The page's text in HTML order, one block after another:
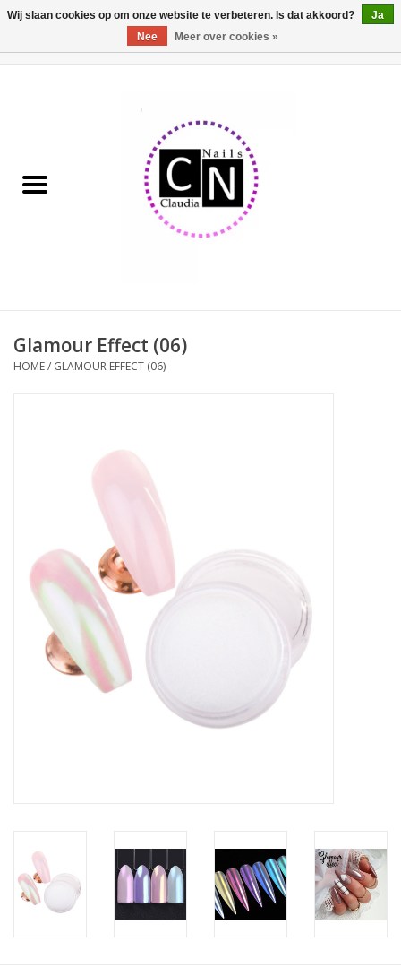
Pedicure producten
Acrylpoeder
NailArt Producten
Startpakketten
NIEUW! MBS Producten
Hema free line/Hypoallergenic
Glamour Effect (06)
HOME/ GLAMOUR EFFECT (06)
Wij slaan cookies op om onze website te verbeteren. Is dat akkoord?
Ja
Nee
Meer over cookies »